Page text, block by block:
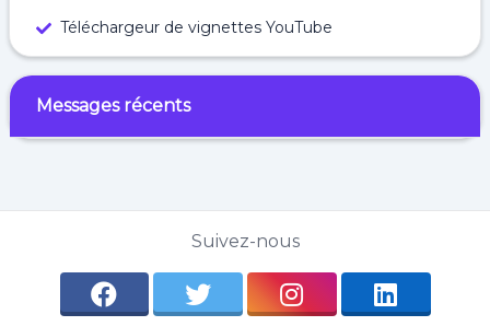
Téléchargeur de vignettes YouTube
Messages récents
Suivez-nous